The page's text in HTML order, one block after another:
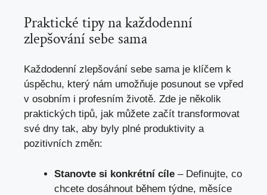
Praktické tipy na každodenní
zlepšování sebe sama
Každodenní zlepšování sebe sama je klíčem k
úspěchu, který nám umožňuje posunout se vpřed
v osobním i profesním životě. Zde je několik
praktických tipů, jak můžete začít transformovat
své dny tak, aby byly plné produktivity a
pozitivních změn:
Stanovte si konkrétní cíle – Definujte, co
chcete dosáhnout během týdne, měsíce